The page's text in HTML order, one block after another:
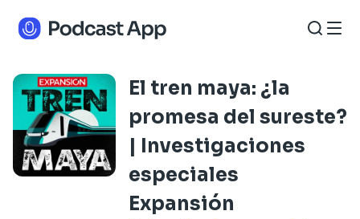
El tren maya: ¿la
promesa del sureste?
| Investigaciones
especiales
Expansión